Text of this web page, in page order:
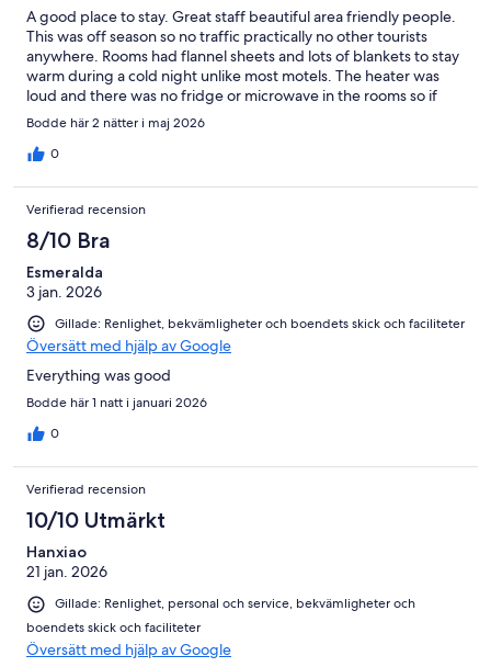
A good place to stay. Great staff beautiful area friendly people.
This was off season so no traffic practically no other tourists
anywhere. Rooms had flannel sheets and lots of blankets to stay
warm during a cold night unlike most motels. The heater was
loud and there was no fridge or microwave in the rooms so if
you go off season it’s hard to find a place to eat. Our host made
breakfast available to us even though we were the only ones
there. We really appreciated his extra care he gave us during
Bodde här 2 nätter i maj 2026
0
Verifierad recension
8/10 Bra
Esmeralda
3 jan. 2026
Gillade: Renlighet, bekvämligheter och boendets skick och faciliteter
Översätt med hjälp av Google
Everything was good
Bodde här 1 natt i januari 2026
0
Verifierad recension
10/10 Utmärkt
Hanxiao
21 jan. 2026
Gillade: Renlighet, personal och service, bekvämligheter och
boendets skick och faciliteter
Översätt med hjälp av Google